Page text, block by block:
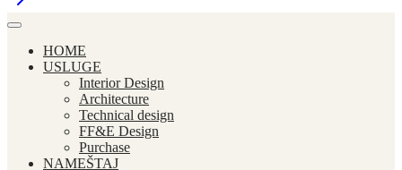
HOME
USLUGE
Interior Design
Architecture
Technical design
FF&E Design
Purchase
NAMEŠTAJ